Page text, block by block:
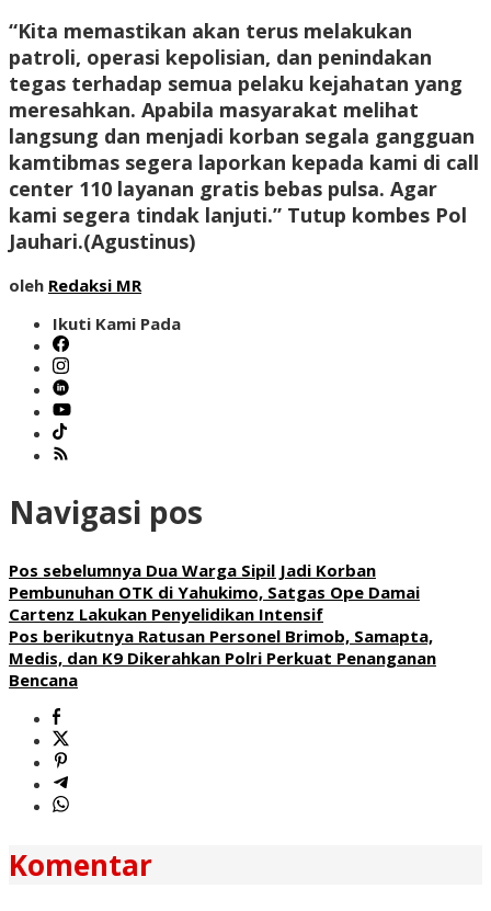
“Kita memastikan akan terus melakukan
patroli, operasi kepolisian, dan penindakan
tegas terhadap semua pelaku kejahatan yang
meresahkan. Apabila masyarakat melihat
langsung dan menjadi korban segala gangguan
kamtibmas segera laporkan kepada kami di call
center 110 layanan gratis bebas pulsa. Agar
kami segera tindak lanjuti.” Tutup kombes Pol
Jauhari.(Agustinus)
oleh Redaksi MR
Ikuti Kami Pada
Navigasi pos
Pos sebelumnya Dua Warga Sipil Jadi Korban
Pembunuhan OTK di Yahukimo, Satgas Ope Damai
Cartenz Lakukan Penyelidikan Intensif
Pos berikutnya Ratusan Personel Brimob, Samapta,
Medis, dan K9 Dikerahkan Polri Perkuat Penanganan
Bencana
Komentar